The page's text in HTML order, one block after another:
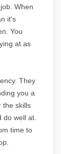
When
it's
You
at as
They
you a
the skills
well at.
time to